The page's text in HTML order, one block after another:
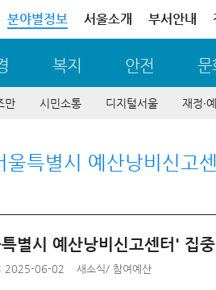
분야별정보 서울소개 부서안내
복지 안전 문
만 시민소통 디지털서울 재정∙
울특별시 예산낭비신고
별시 예산낭비신고센터' 집
2025-06-02 새소식/ 참여예산